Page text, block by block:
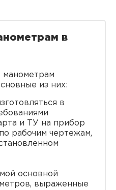
в
манометрам
из них:
в
и ТУ на прибор
рабочим чертежам,
основной
выраженные